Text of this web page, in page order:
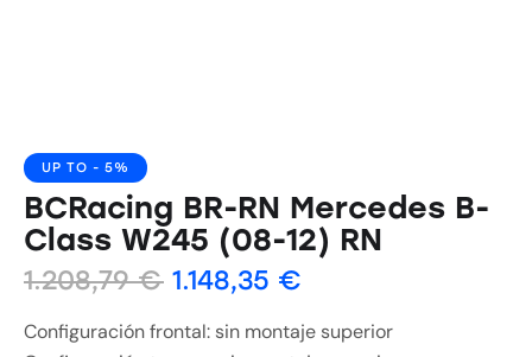
UP TO - 5%
BCRacing BR-RN Mercedes B-
Class W245 (08-12) RN
1.208,79€ 1.148,35 €
Configuración frontal: sin montaje superior